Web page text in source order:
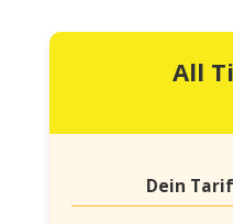
All
Dein